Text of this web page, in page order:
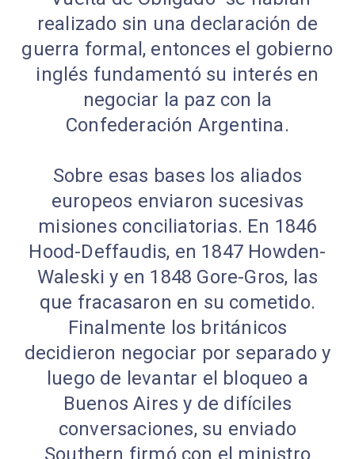
realizado sin una declaración de
guerra formal, entonces el gobierno
inglés fundamentó su interés en
negociar la paz con la
Confederación Argentina.
Sobre esas bases los aliados
europeos enviaron sucesivas
misiones conciliatorias. En 1846
Hood-Deffaudis, en 1847 Howden-
Waleski y en 1848 Gore-Gros, las
que fracasaron en su cometido.
Finalmente los británicos
decidieron negociar por separado y
luego de levantar el bloqueo a
Buenos Aires y de difíciles
conversaciones, su enviado
Southern firmó con el ministro